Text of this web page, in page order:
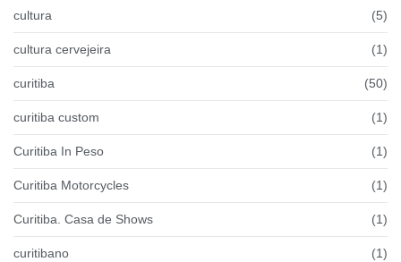
cultura (5)
cultura cervejeira (1)
curitiba (50)
curitiba custom (1)
Curitiba In Peso (1)
Curitiba Motorcycles (1)
Curitiba. Casa de Shows (1)
curitibano (1)